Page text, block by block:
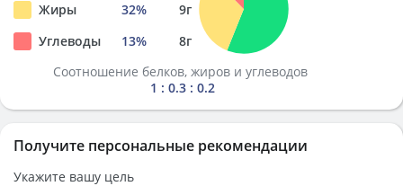
Жиры
32% 9г
Углеводы
13% 8г
Соотношение белков, жиров и углеводов
1 : 0.3 : 0.2
Получите персональные рекомендации
Укажите вашу цель